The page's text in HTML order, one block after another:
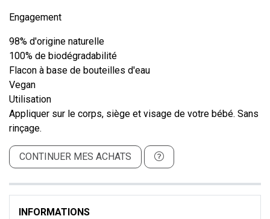
Engagement
98% d'origine naturelle
100% de biodégradabilité
Flacon à base de bouteilles d'eau
Vegan
Utilisation
Appliquer sur le corps, siège et visage de votre bébé. Sans
rinçage.
CONTINUER MES ACHATS
INFORMATIONS